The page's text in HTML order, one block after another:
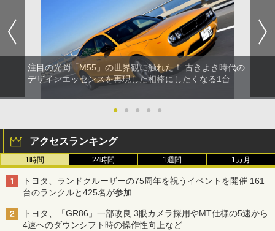
注目の光岡「M55」の世界観に触れた！ 古きよき時代の
デザインエッセンスを再現した相棒にしたくなる1台
● ● ● ● ●
アクセスランキング
1時間 24時間 1週間 1カ月
トヨタ、ランドクルーザーの75周年を祝うイベントを開催 161
台のランクルと425名が参加
トヨタ、「GR86」一部改良 3眼カメラ採用やMT仕様の5速から
4速へのダウンシフト時の操作性向上など